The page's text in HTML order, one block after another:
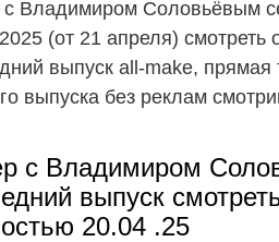
с Владимиром Соловьёвым
(от 21 апреля) смотреть
выпуск all-make, прямая
выпуска без реклам
с Владимиром
выпуск
20.04 .25